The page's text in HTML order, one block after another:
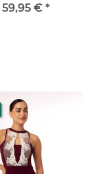
59,95 € *